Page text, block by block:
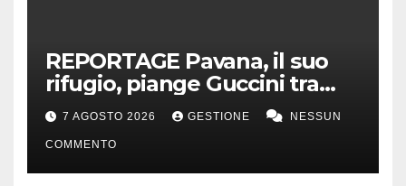
REPORTAGE Pavana, il suo
rifugio, piange Guccini tra
silenzio, lacrime e fiori
7 AGOSTO 2026 GESTIONE NESSUN
COMMENTO